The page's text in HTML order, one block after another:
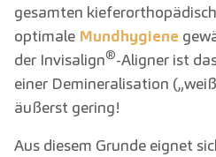
gesamten
optimale Mundhygiene
der Invisalign®-Aligner ist
einer Demineralisation
äußerst gering!
Aus diesem Grunde eignet